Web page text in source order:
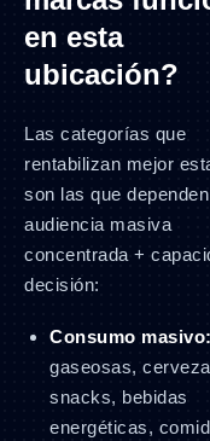
en esta
ubicación?
Las categorías que
rentabilizan mejor
son las que
audiencia masiva
concentrada +
decisión:
Consumo masivo:
gaseosas,
snacks, bebidas
energéticas,